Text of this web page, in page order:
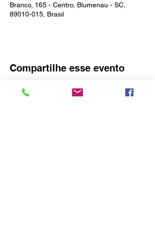
Branco, 165 - Centro, Blumenau - SC,
89010-015, Brasil
Compartilhe esse evento